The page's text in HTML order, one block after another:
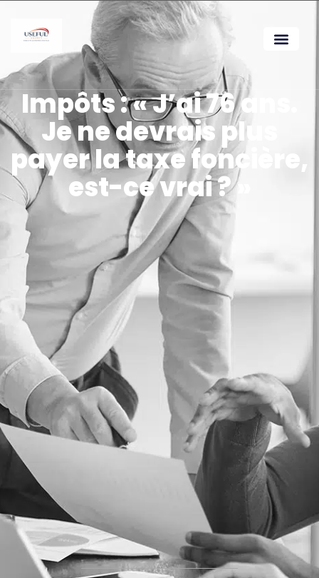
Impôts : « J’ai 76 ans.
Je ne devrais plus
payer la taxe foncière,
est-ce vrai ? »